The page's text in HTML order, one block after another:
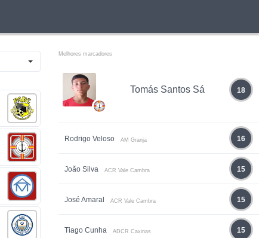
Melhores marcadores
Tomás Santos Sá 18
Rodrigo Veloso AM Granja 16
João Silva ACR Vale Cambra 15
José Amaral ACR Vale Cambra 15
Tiago Cunha ADCR Caxinas 15